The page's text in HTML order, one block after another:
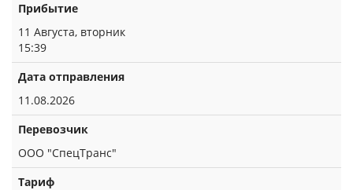
Прибытие
11 Августа, вторник
15:39
Дата отправления
11.08.2026
Перевозчик
ООО "СпецТранс"
Тариф